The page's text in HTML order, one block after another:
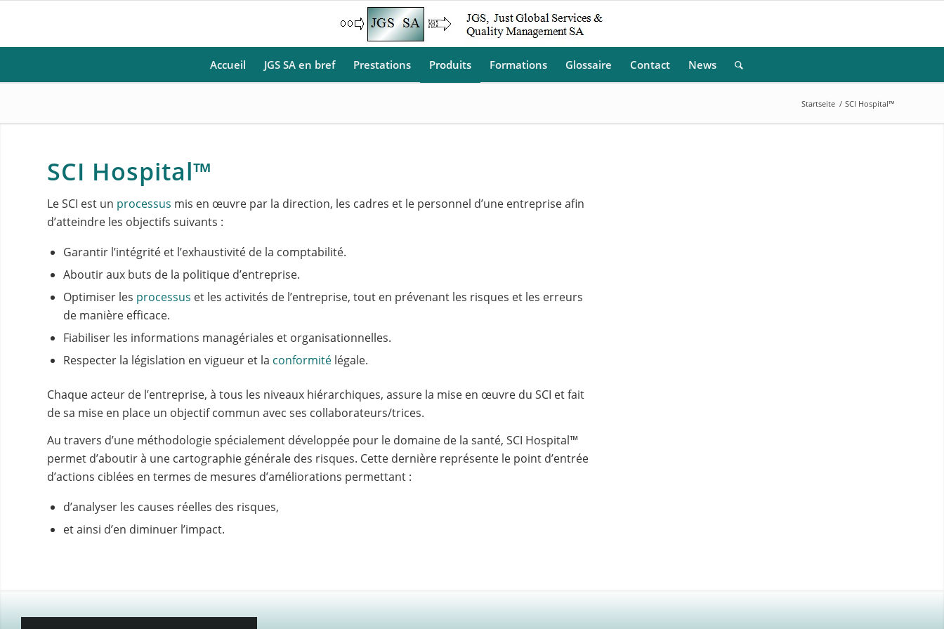
Accueil JGS SA en bref Prestations Produits Formations Glossaire Contact News
Startseite / SCI Hospital™
SCI Hospital™
Le SCI est un processus mis en œuvre par la direction, les cadres et le personnel d’une entreprise afin
d’atteindre les objectifs suivants :
Garantir l’intégrité et l’exhaustivité de la comptabilité.
Aboutir aux buts de la politique d’entreprise.
Optimiser les processus et les activités de l’entreprise, tout en prévenant les risques et les erreurs
de manière efficace.
Fiabiliser les informations managériales et organisationnelles.
Respecter la législation en vigueur et la conformité légale.
Chaque acteur de l’entreprise, à tous les niveaux hiérarchiques, assure la mise en œuvre du SCI et fait
de sa mise en place un objectif commun avec ses collaborateurs/trices.
Au travers d’une méthodologie spécialement développée pour le domaine de la santé, SCI Hospital™
permet d’aboutir à une cartographie générale des risques. Cette dernière représente le point d’entrée
d’actions ciblées en termes de mesures d’améliorations permettant :
d’analyser les causes réelles des risques,
et ainsi d’en diminuer l’impact.